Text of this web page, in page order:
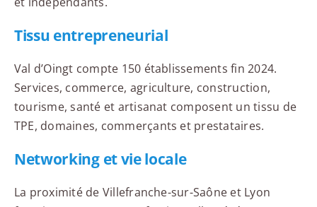
Tissu entrepreneurial
Val d’Oingt compte 150 établissements fin 2024.
Services, commerce, agriculture, construction,
tourisme, santé et artisanat composent un tissu de
TPE, domaines, commerçants et prestataires.
Networking et vie locale
La proximité de Villefranche-sur-Saône et Lyon